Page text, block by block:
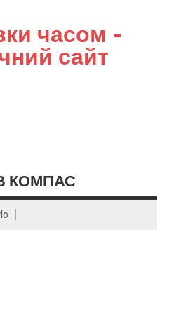
часом –
сайт
КОМПАС